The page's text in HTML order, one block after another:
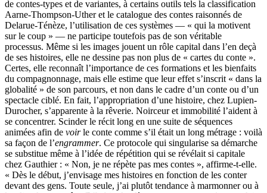
de contes-types et de variantes, à certains outils tels la classification
Aarne-Thompson-Uther et le catalogue des contes raisonnés de
Delarue-Ténèze, l’utilisation de ces systèmes — « qui la motivent
sur le coup » — ne participe toutefois pas de son véritable
processus. Même si les images jouent un rôle capital dans l’en deçà
de ses histoires, elle ne dessine pas non plus de « cartes du conte ».
Certes, elle reconnaît l’importance de ces formations et les bienfaits
du compagnonnage, mais elle estime que leur effet s’inscrit « dans la
globalité » de son parcours, et non dans le cadre d’un conte ou d’un
spectacle ciblé. En fait, l’appropriation d’une histoire, chez Lupien-
Durocher, s’apparente à la rêverie. Noirceur et immobilité l’aident à
se concentrer. Scinder le récit long en une suite de séquences
animées afin de voirle conte comme s’il était un long métrage : voilà
sa façon de l’engrammer. Ce protocole qui singularise sa démarche
se substitue même à l’idée de répétition qui se révélait si capitale
chez Gauthier : « Non, je ne répète pas mes contes », affirme-t-elle.
« Dès le début, j’envisage mes histoires en fonction de les conter
devant des gens. Toute seule, j’ai plutôt tendance à marmonner ou à